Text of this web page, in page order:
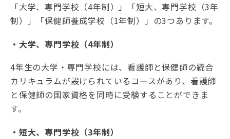
「大学、専門学校（4年制）」「短大、専門学校（3年
制）」「保健師養成学校（1年制）」の3つあります。
・大学、専門学校（4年制）
4年生の大学・専門学校には、看護師と保健師の統合
カリキュラムが設けられているコースがあり、看護師
と保健師の国家資格を同時に受験することができま
す。
・短大、専門学校（3年制）